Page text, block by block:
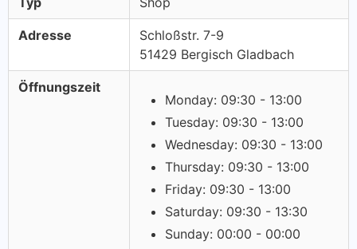
Adresse
Schloßstr. 7-9
51429 Bergisch Gladbach
Öffnungszeit
Monday: 09:30 - 13:00
Tuesday: 09:30 - 13:00
Wednesday: 09:30 - 13:00
Thursday: 09:30 - 13:00
Friday: 09:30 - 13:00
Saturday: 09:30 - 13:30
Sunday: 00:00 - 00:00